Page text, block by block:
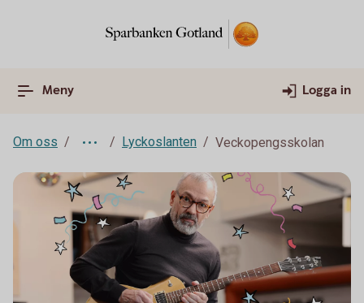
Meny Logga in
Om oss Lyckoslanten Veckopengsskolan